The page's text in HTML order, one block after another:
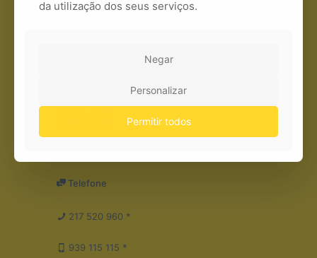
Yale Lisboa
Telefone
217 520 960 *
939 115 115 *
da utilização dos seus serviços.
Negar
Personalizar
Permitir todos